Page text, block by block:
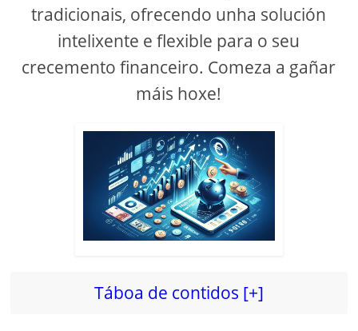
tradicionais, ofrecendo unha solución
intelixente e flexible para o seu
crecemento financeiro. Comeza a gañar
máis hoxe!
Táboa de contidos [+]